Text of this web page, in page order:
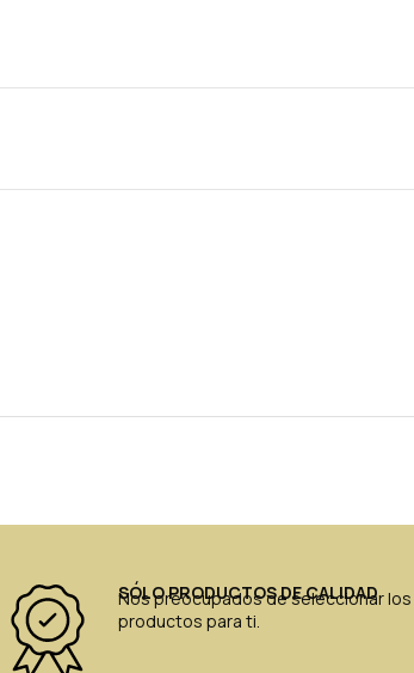
SÓLO PRODUCTOS DE CALIDAD
Nos preocupados de seleccionar
productos para ti.